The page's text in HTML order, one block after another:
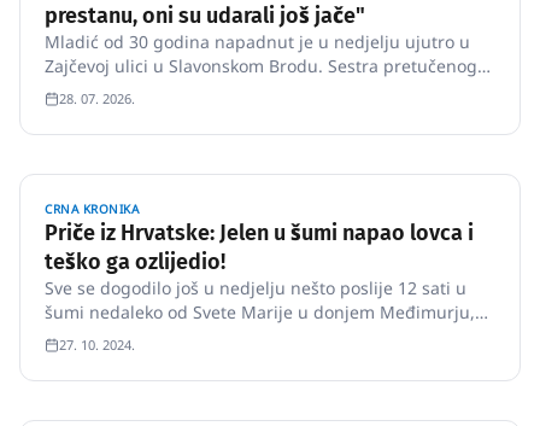
Kultura
Osmrtnice
prestanu, oni su udarali još jače"
Mladić od 30 godina napadnut je u nedjelju ujutro u
Zajčevoj ulici u Slavonskom Brodu. Sestra pretučenoga
za medije je opisala kako je grupa nepoznatih mladića
bez razloga krenula u nasilje.
28. 07. 2026.
CRNA KRONIKA
Priče iz Hrvatske: Jelen u šumi napao lovca i
teško ga ozlijedio!
Sve se dogodilo još u nedjelju nešto poslije 12 sati u
šumi nedaleko od Svete Marije u donjem Međimurju,
otkriva portal eMedjimurje.
27. 10. 2024.